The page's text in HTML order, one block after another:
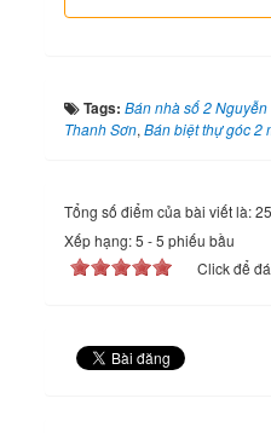
Tags: Bán nhà số 2
Thanh Sơn, Bán biệt thự góc 2
Tổng số điểm của bài viết là:
Xếp hạng:5 -5 phiếu bầu
Click để